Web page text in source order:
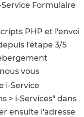
Formulaire
PHP et l'envoi
l'étape 3/5
vous
i-Service
> i-Services" dans
ensuite l'adresse